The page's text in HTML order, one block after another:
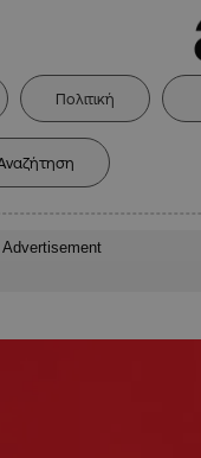
Πολιτική
Advertisement